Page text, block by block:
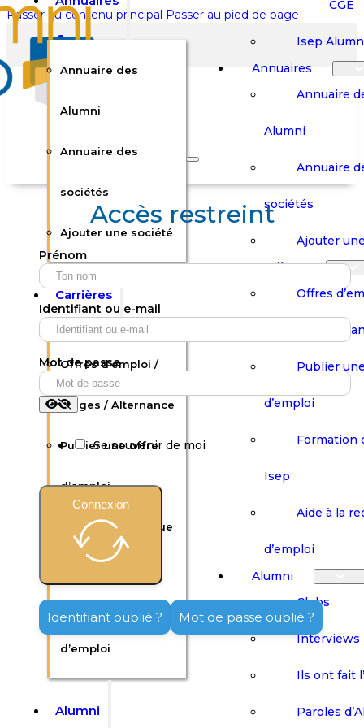
Passer au contenu principal Passer au pied de page
Rechercher sur le site
Rechercher
Votre panier est vide.
Boutique
Panier
Boutique
Annuaire des
Alumni
Annuaire des
sociétés
Ajouter une société
Carrières
Offres d’emploi /
Stages / Alternance
Publier une offre
d’emploi
Formation continue
Aide à la recherche
d’emploi
Alumni
CGE
Isep
Annuaires
Annuaire
Alumni
Annuaire
sociétés
Ajouter
Carrières
Offres
Stages /
Publier
d’emploi
Formation
Isep
Aide à la
d’emploi
Alumni
Clubs
Interviews
Ils ont fait
Paroles
Accès restreint
Prénom
Identifiant ou e-mail
Mot de passe
Se souvenir de moi
Connexion
Identifiant oublié ? Mot de passe oublié ?